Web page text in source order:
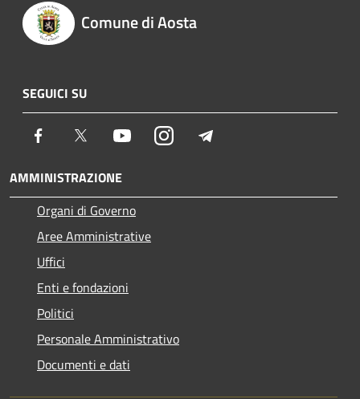
Comune di Aosta
SEGUICI SU
Facebook Twitter YoutubeInstagram
AMMINISTRAZIONE
Organi di Governo
Aree Amministrative
Uffici
Enti e fondazioni
Politici
Personale Amministrativo
Documenti e dati